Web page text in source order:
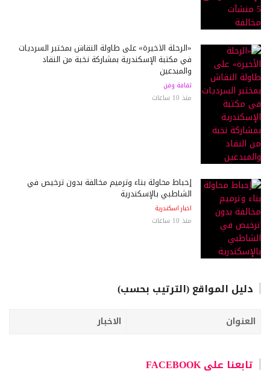
«الرحلة الأخيرة» على طاولة النقاش بمختبر السرديات
في مكتبة الإسكندرية بمشاركة نخبة من النقاد
والمبدعين
ثقافة وفن
منذ 10 ساعات
إحباط محاولة بناء وترميم مخالفة بدون ترخيص في
الشاطبي بالإسكندرية
اخبار اسكندرية
منذ 10 ساعات
دليل المواقع (الترتيب بحسب)
العنوان الاخبار
تابعنا على FACEBOOK